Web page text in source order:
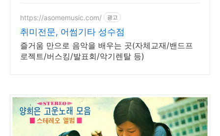
https://asomemusic.com/ 광고
취미전문, 어썸기타 성수점
즐거움 만으로 음악을 배우는 곳(자체교재/밴드프
로젝트/버스킹/발표회/악기렌탈 등)